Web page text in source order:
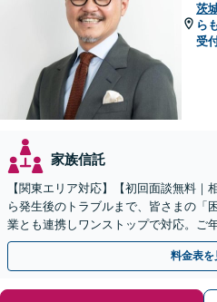
茨
ら
受
家族信託
【関東エリア対応】【初回面談無料｜
ら発生後のトラブルまで、皆さまの「
業とも連携しワンストップで対応。ご
近所への出張相談も実施【秘密厳守｜
料金表を